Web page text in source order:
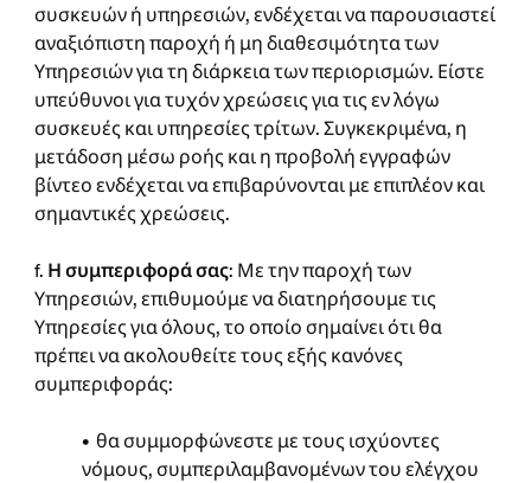
συσκευών ή υπηρεσιών, ενδέχεται να παρουσιαστεί
αναξιόπιστη παροχή ή μη διαθεσιμότητα των
Υπηρεσιών για τη διάρκεια των περιορισμών. Είστε
υπεύθυνοι για τυχόν χρεώσεις για τις εν λόγω
συσκευές και υπηρεσίες τρίτων. Συγκεκριμένα, η
μετάδοση μέσω ροής και η προβολή εγγραφών
βίντεο ενδέχεται να επιβαρύνονται με επιπλέον και
σημαντικές χρεώσεις.
f. Η συμπεριφορά σας: Με την παροχή των
Υπηρεσιών, επιθυμούμε να διατηρήσουμε τις
Υπηρεσίες για όλους, το οποίο σημαίνει ότι θα
πρέπει να ακολουθείτε τους εξής κανόνες
συμπεριφοράς:
• θα συμμορφώνεστε με τους ισχύοντες
νόμους, συμπεριλαμβανομένων του ελέγχου